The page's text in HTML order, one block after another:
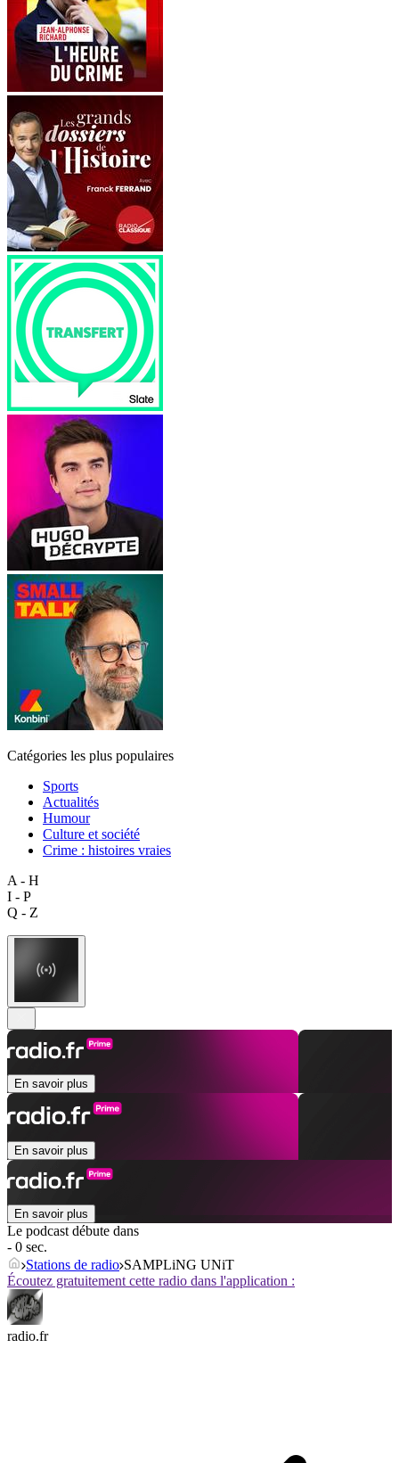
Catégories les plus populaires
Sports
Actualités
Humour
Culture et société
Crime : histoires vraies
A - H
I - P
Q - Z
En savoir plus
En savoir plus
En savoir plus
Le podcast débute dans
- 0 sec.
Stations de radio SAMPLiNG UNiT
Écoutez gratuitement cette radio dans l'application :
radio.fr